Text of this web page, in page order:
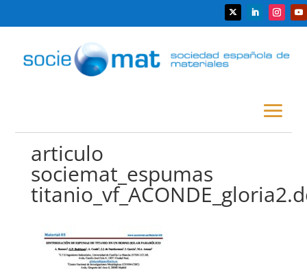
articulo
sociemat_espumas